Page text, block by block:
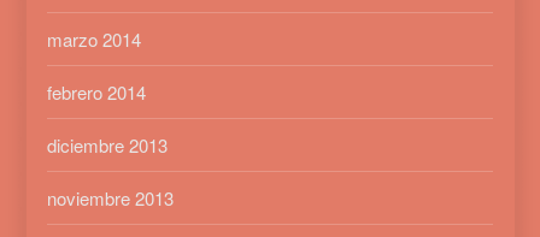
marzo 2014
febrero 2014
diciembre 2013
noviembre 2013